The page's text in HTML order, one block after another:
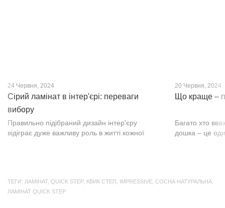
24 Червня, 2024
Сірий ламінат в інтер'єрі: переваги
вибору
Правильно підібраний дизайн інтер'єру
відіграє дуже важливу роль в житті кожної
20 Червня, 2024
Що краще –
Багато хто
дошка – це
ТЕГИ: ЛАМІНАТ, QUICK STEP, КВИК СТЕП IMPRESSIVE СОСНА НАТУРАЛЬНА
ЛАМІНАТ QUICK STEP